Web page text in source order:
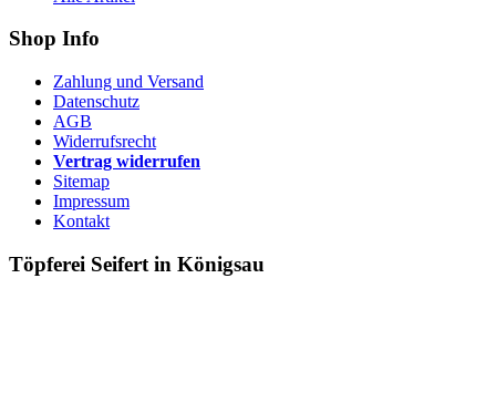
Shop Info
Zahlung und Versand
Datenschutz
AGB
Widerrufsrecht
Vertrag widerrufen
Sitemap
Impressum
Kontakt
Töpferei Seifert in Königsau